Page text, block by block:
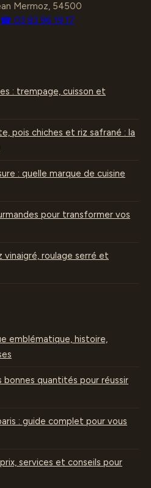
Mermoz, 54500
☎ 03 83 96 19 17
: trempage, cuisson et
pois chiches et riz safrané : la
: quelle marque de cuisine
pour transformer vos
vinaigré, roulage serré et
emblématique, histoire,
bonnes quantités pour réussir
: guide complet pour vous
services et conseils pour